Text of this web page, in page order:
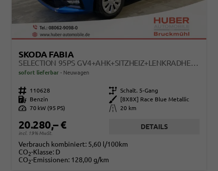
SKODA FABIA
SELECTION 95PS GV4+AHK+SITZHEIZ+LENKRADHEIZ+CLIMATRONIC+TEMPOMAT+PDC
sofort lieferbar Neuwagen
Fahrzeugnr. 110628 Getriebe Schalt. 5-Gang
Kraftstoff
Benzin Außenfarbe
[8X8X] Race Blue Metallic
Leistung 70 kW (95 PS) Kilometerstand 20 km
20.280,– €
incl. 19% MwSt.
DETAILS
Verbrauch kombiniert: 5,60 l/100km
CO2-Klasse: D
CO2-Emissionen: 128,00 g/km